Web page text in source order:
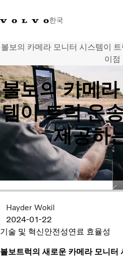
한국
+0800381000한국
트럭
제품 정보
서비스
네트워크
회사 소개
채용
바이킹뉴스 매거진
볼보의 카메라 모니터 시스템이
이점
볼보의 카메
템이 트럭 운
제공하
Hayder Wokil
2024-01-22
기술 및 혁신안전성연료 효율성
볼보트럭의 새로운 카메라 모니터